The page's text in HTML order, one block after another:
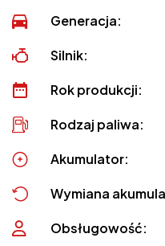
Generacja:
Silnik:
Rok produkcji:
Rodzaj paliwa:
Akumulator:
Wymiana
Obsługowość: